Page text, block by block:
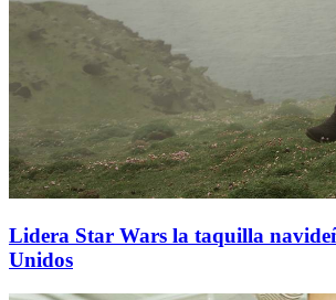
Lidera Star Wars la taquilla
Unidos